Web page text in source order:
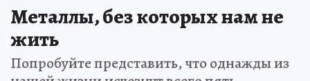
Металлы, без которых нам не
жить
Попробуйте представить, что однажды из